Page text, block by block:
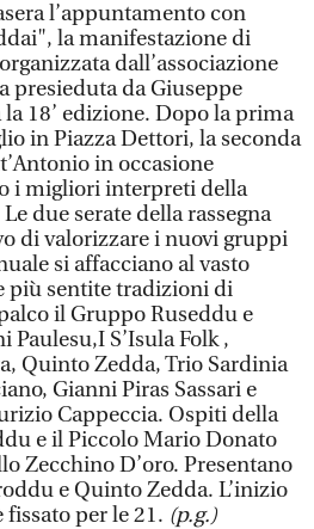
l’appuntamento con
la manifestazione di
dall’associazione
presieduta da Giuseppe
18’ edizione. Dopo la prima
in Piazza Dettori, la seconda
in occasione
i migliori interpreti della
due serate della rassegna
di valorizzare i nuovi gruppi
si affacciano al vasto
più sentite tradizioni di
il Gruppo Ruseddu e
Paulesu,I S’Isula Folk ,
Quinto Zedda, Trio Sardinia
Gianni Piras Sassari e
Cappeccia. Ospiti della
e il Piccolo Mario Donato
Zecchino D’oro. Presentano
e Quinto Zedda. L’inizio
per le 21. (p.g.)